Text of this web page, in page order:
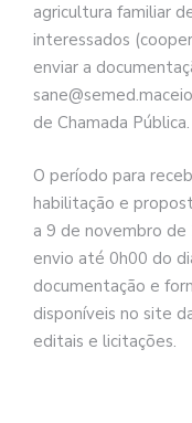
agricultura familiar
interessados
enviar a
de Chamada Pública.
O período para
habilitação e
a 9 de novembro
envio até 0h00 do
documentação e
disponíveis no site
editais e licitações.